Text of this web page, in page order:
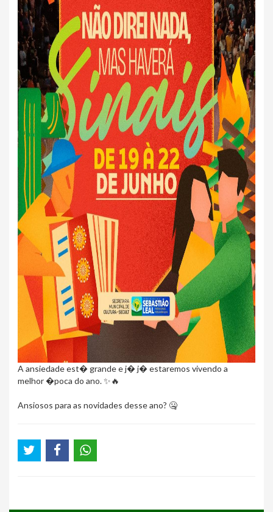
A ansiedade est� grande e j� j� estaremos vivendo a
melhor �poca do ano. ✨🔥
Ansiosos para as novidades desse ano? 🤐